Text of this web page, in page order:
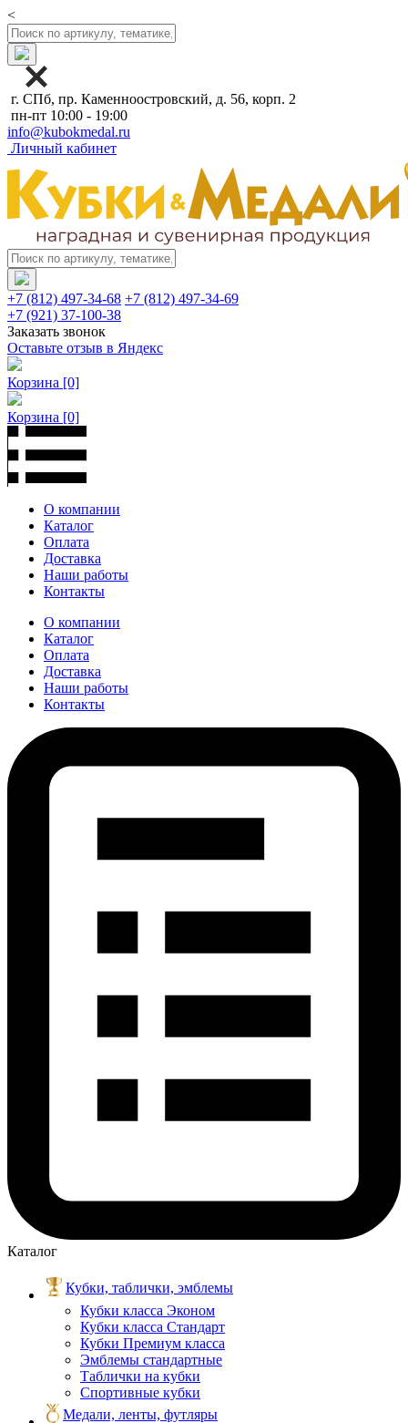
<
г. СПб, пр. Каменноостровский, д. 56, корп. 2
пн-пт 10:00 - 19:00
info@kubokmedal.ru
Личный кабинет
+7 (812) 497-34-68 +7 (812) 497-34-69
+7 (921) 37-100-38
Заказать звонок
Оставьте отзыв в Яндекс
Корзина [0]
Корзина [0]
О компании
Каталог
Оплата
Доставка
Наши работы
Контакты
О компании
Каталог
Оплата
Доставка
Наши работы
Контакты
Каталог
Кубки, таблички, эмблемы
Кубки класса Эконом
Кубки класса Стандарт
Кубки Премиум класса
Эмблемы стандартные
Таблички на кубки
Спортивные кубки
Медали, ленты, футляры